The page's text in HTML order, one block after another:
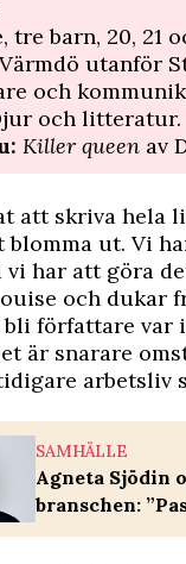
tre barn, 20, 21
utanför
och
och litteratur.
Killer queen av
att skriva hela
blomma ut. Vi
vi har att göra
och dukar
författare var
är snarare
arbetsliv
SAMHÄLLE
Agneta Sjödin
branschen: